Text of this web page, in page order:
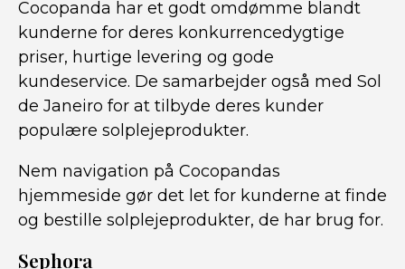
Cocopanda har et godt omdømme blandt
kunderne for deres konkurrencedygtige
priser, hurtige levering og gode
kundeservice. De samarbejder også med Sol
de Janeiro for at tilbyde deres kunder
populære solplejeprodukter.
Nem navigation på Cocopandas
hjemmeside gør det let for kunderne at finde
og bestille solplejeprodukter, de har brug for.
Sephora